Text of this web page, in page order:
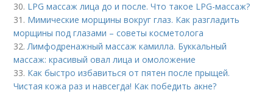
30. LPG массаж лица до и после. Что такое LPG-массаж?
31. Мимические морщины вокруг глаз. Как разгладить
морщины под глазами – советы косметолога
32.Лимфодренажный массаж камилла. Буккальный
массаж: красивый овал лица и омоложение
33. Как быстро избавиться от пятен после прыщей.
Чистая кожа раз и навсегда! Как победить акне?